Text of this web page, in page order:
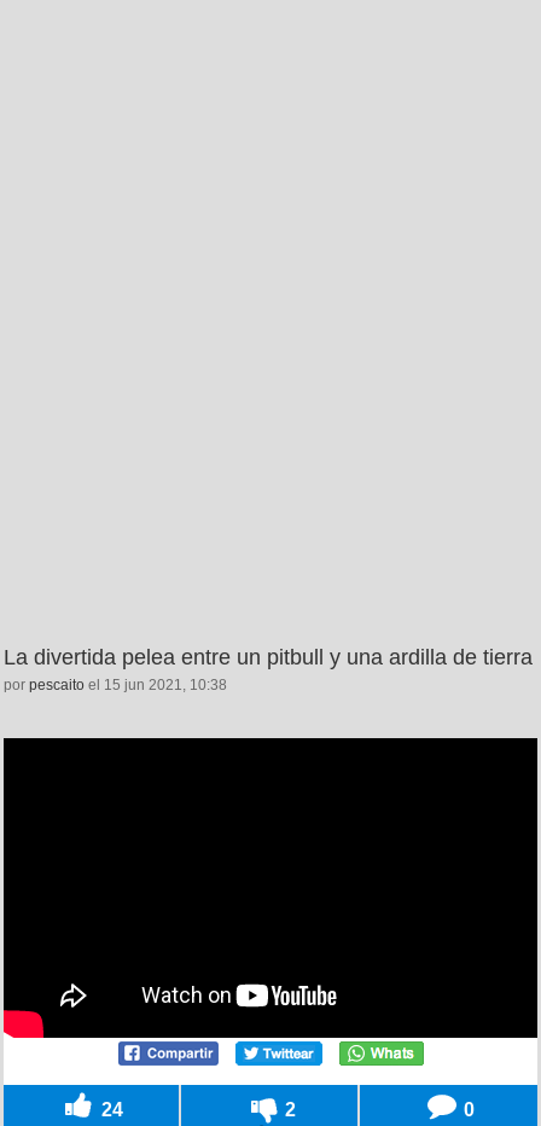
La divertida pelea entre un pitbull y una ardilla de tierra
por pescaito el 15 jun 2021, 10:38
24 2 0